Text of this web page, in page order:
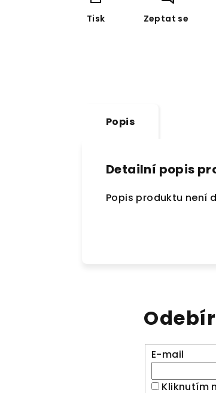
Tisk Zeptat se
Popis
Detailní popis
Popis produktu není
E-mail
Kliknutím